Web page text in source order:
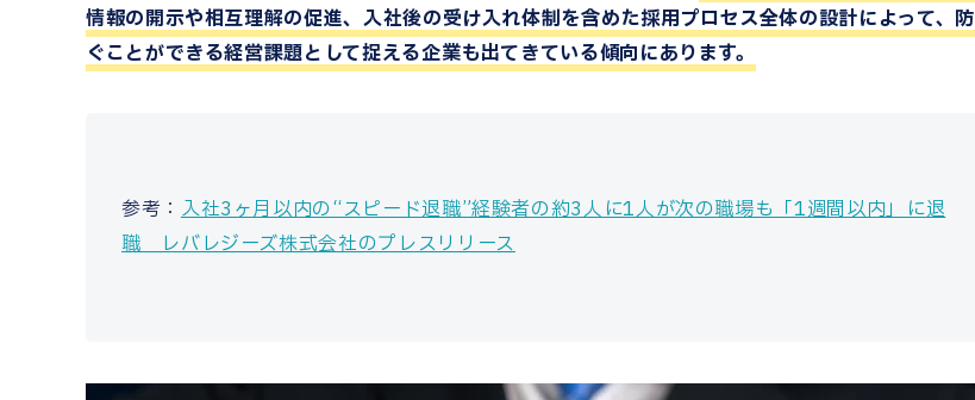
情報の開示や相互理解の促進、入社後の受け入れ体制を含めた採用プロセス全体の設計によって、防
ぐことができる経営課題として捉える企業も出てきている傾向にあります。
参考：入社3ヶ月以内の“スピード退職”経験者の約3人に1人が次の職場も「1週間以内」に退
職 レバレジーズ株式会社のプレスリリース